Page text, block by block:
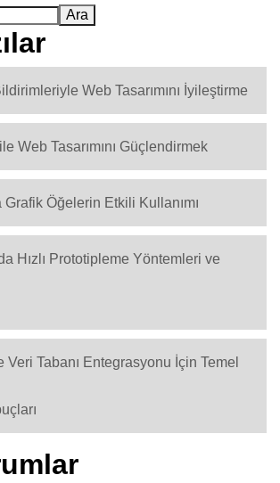
Ara
Web Tasarımını İyileştirme
Web Tasarımını Güçlendirmek
Grafik Öğelerin Etkili Kullanımı
Hızlı Prototipleme Yöntemleri ve
Veri Tabanı Entegrasyonu İçin Temel